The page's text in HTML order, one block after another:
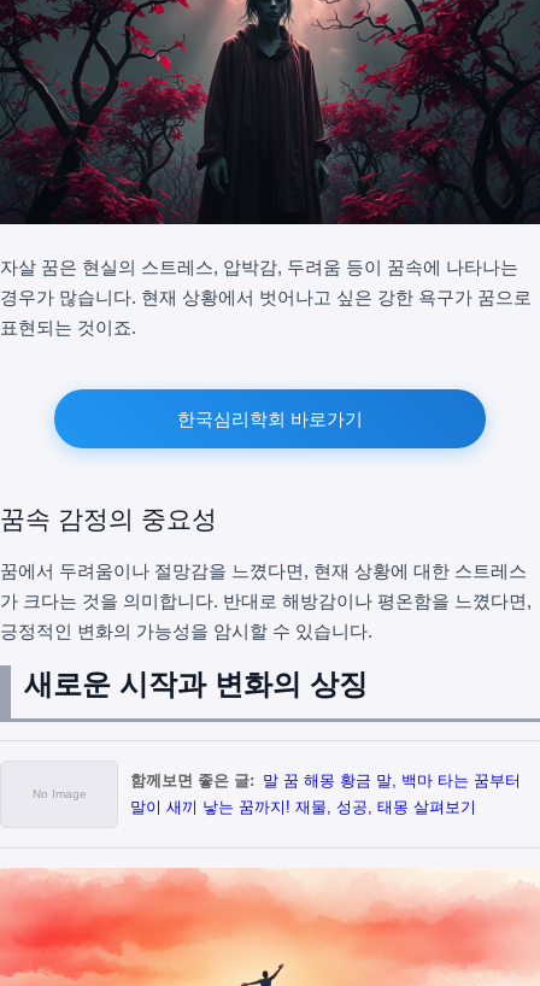
자살 꿈은 현실의 스트레스, 압박감, 두려움 등이 꿈속에 나타나는
경우가 많습니다. 현재 상황에서 벗어나고 싶은 강한 욕구가 꿈으로
표현되는 것이죠.
한국심리학회 바로가기
꿈속 감정의 중요성
꿈에서 두려움이나 절망감을 느꼈다면, 현재 상황에 대한 스트레스
가 크다는 것을 의미합니다. 반대로 해방감이나 평온함을 느꼈다면,
긍정적인 변화의 가능성을 암시할 수 있습니다.
새로운 시작과 변화의 상징
함께보면 좋은 글: 말 꿈 해몽 황금 말, 백마 타는 꿈부터
말이 새끼 낳는 꿈까지! 재물, 성공, 태몽 살펴보기